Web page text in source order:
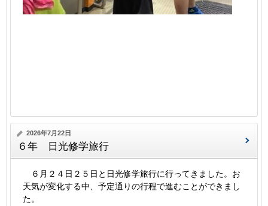
2026年7月22日
６年 日光修学旅行
６月２４日２５日と日光修学旅行に行ってきました。お
天気が変化する中、予定通りの行程で進むことができまし
た。